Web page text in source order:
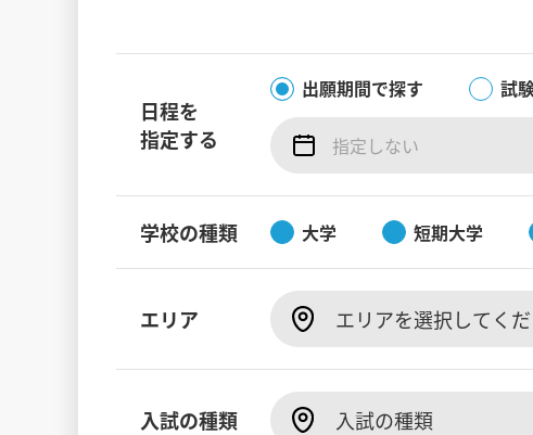
日程を
指定する
出願期間で探す 試
学校の種類 大学 短期大学
エリア エリアを選択してく
入試の種類 入試の種類